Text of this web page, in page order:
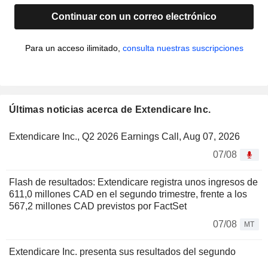
Continuar con un correo electrónico
Para un acceso ilimitado, consulta nuestras suscripciones
Últimas noticias acerca de Extendicare Inc.
Extendicare Inc., Q2 2026 Earnings Call, Aug 07, 2026
07/08
Flash de resultados: Extendicare registra unos ingresos de
611,0 millones CAD en el segundo trimestre, frente a los
567,2 millones CAD previstos por FactSet
07/08
MT
Extendicare Inc. presenta sus resultados del segundo